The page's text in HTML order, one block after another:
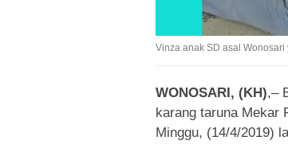
Vinza anak SD asal
WONOSARI, (KH),–
karang taruna Mekar
Minggu, (14/4/2019)